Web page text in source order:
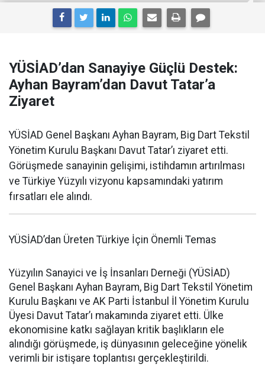
YÜSİAD’dan Sanayiye Güçlü Destek:
Ayhan Bayram’dan Davut Tatar’a
Ziyaret
YÜSİAD Genel Başkanı Ayhan Bayram, Big Dart Tekstil
Yönetim Kurulu Başkanı Davut Tatar’ı ziyaret etti.
Görüşmede sanayinin gelişimi, istihdamın artırılması
ve Türkiye Yüzyılı vizyonu kapsamındaki yatırım
fırsatları ele alındı.
YÜSİAD’dan Üreten Türkiye İçin Önemli Temas
Yüzyılın Sanayici ve İş İnsanları Derneği (YÜSİAD)
Genel Başkanı Ayhan Bayram, Big Dart Tekstil Yönetim
Kurulu Başkanı ve AK Parti İstanbul İl Yönetim Kurulu
Üyesi Davut Tatar’ı makamında ziyaret etti. Ülke
ekonomisine katkı sağlayan kritik başlıkların ele
alındığı görüşmede, iş dünyasının geleceğine yönelik
verimli bir istişare toplantısı gerçekleştirildi.